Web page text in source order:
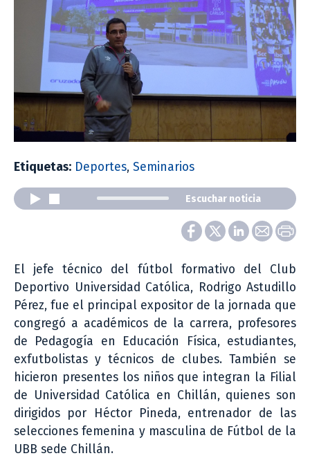
Etiquetas: Deportes, Seminarios
Escuchar noticia
El jefe técnico del fútbol formativo del Club
Deportivo Universidad Católica, Rodrigo Astudillo
Pérez, fue el principal expositor de la jornada que
congregó a académicos de la carrera, profesores
de Pedagogía en Educación Física, estudiantes,
exfutbolistas y técnicos de clubes. También se
hicieron presentes los niños que integran la Filial
de Universidad Católica en Chillán, quienes son
dirigidos por Héctor Pineda, entrenador de las
selecciones femenina y masculina de Fútbol de la
UBB sede Chillán.